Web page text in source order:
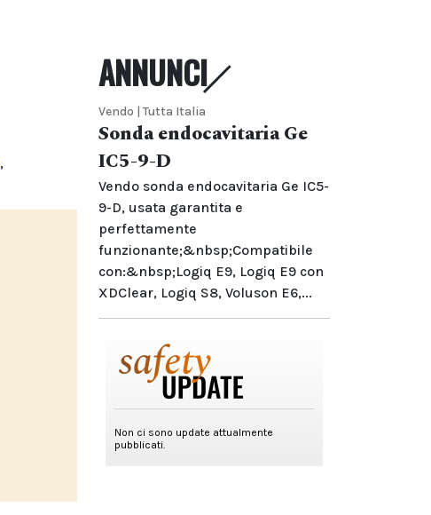
,
ANNUNCI
Vendo | Tutta Italia
Sonda endocavitaria Ge
IC5-9-D
Vendo sonda endocavitaria Ge IC5-
9-D, usata garantita e
perfettamente
funzionante;&nbsp;Compatibile
con:&nbsp;Logiq E9, Logiq E9 con
XDClear, Logiq S8, Voluson E6,...